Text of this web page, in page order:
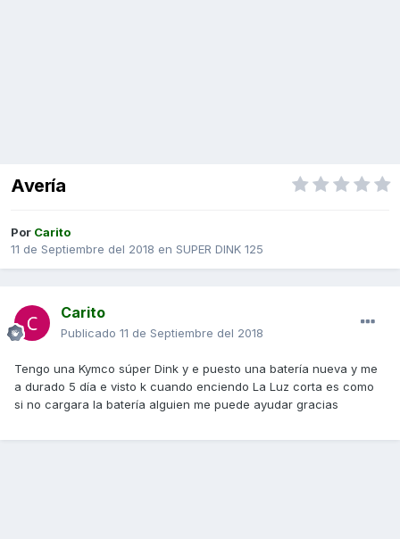
Avería
Por Carito
11 de Septiembre del 2018 en SUPER DINK 125
Carito
Publicado 11 de Septiembre del 2018
Tengo una Kymco súper Dink y e puesto una batería nueva y me
a durado 5 día e visto k cuando enciendo La Luz corta es como
si no cargara la batería alguien me puede ayudar gracias